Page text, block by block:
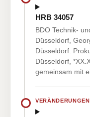
HRB 34057
BDO Technik-
Düsseldorf,
Düsseldorf.
Düsseldorf,
gemeinsam mit
VERÄNDERUNGEN